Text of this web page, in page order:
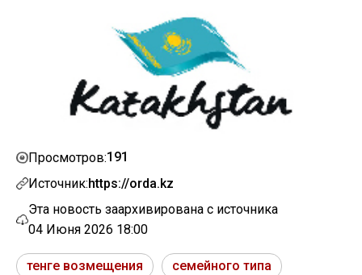
Просмотров:191
Источник:https://orda.kz
Эта новость заархивирована с источника
04 Июня 2026 18:00
тенге возмещения семейного типа